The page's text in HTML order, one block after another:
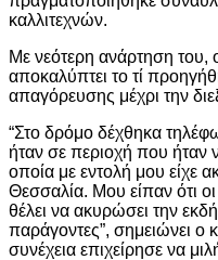
καλλιτεχνών.
Με νεότερη ανάρτηση του,
αποκαλύπτει το τί
απαγόρευσης μέχρι την
“Στο δρόμο δέχθηκα
ήταν σε περιοχή που ήταν
οποία με εντολή μου είχε
Θεσσαλία. Μου είπαν ότι
θέλει να ακυρώσει την
παράγοντες”, σημειώνει ο
συνέχεια επιχείρησε να